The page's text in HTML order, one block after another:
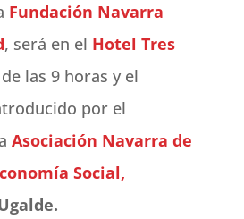
Fundación Navarra
, será en el Hotel Tres
las 9 horas y el
por el
Asociación Navarra de
Social,